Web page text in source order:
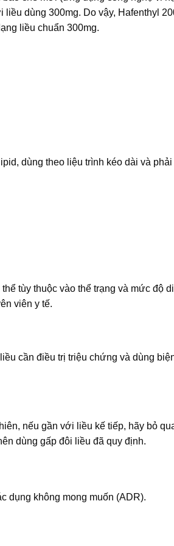
dùng 300mg. Do vậy, Hafenthyl
liều chuẩn 300mg.
dùng theo liệu trình kéo dài và
tùy thuộc vào thể trạng và mức độ
viên y tế.
cần điều trị triệu chứng và dùng
nếu gần với liều kế tiếp, hãy bỏ
dùng gấp đôi liều đã quy định.
dụng không mong muốn (ADR).